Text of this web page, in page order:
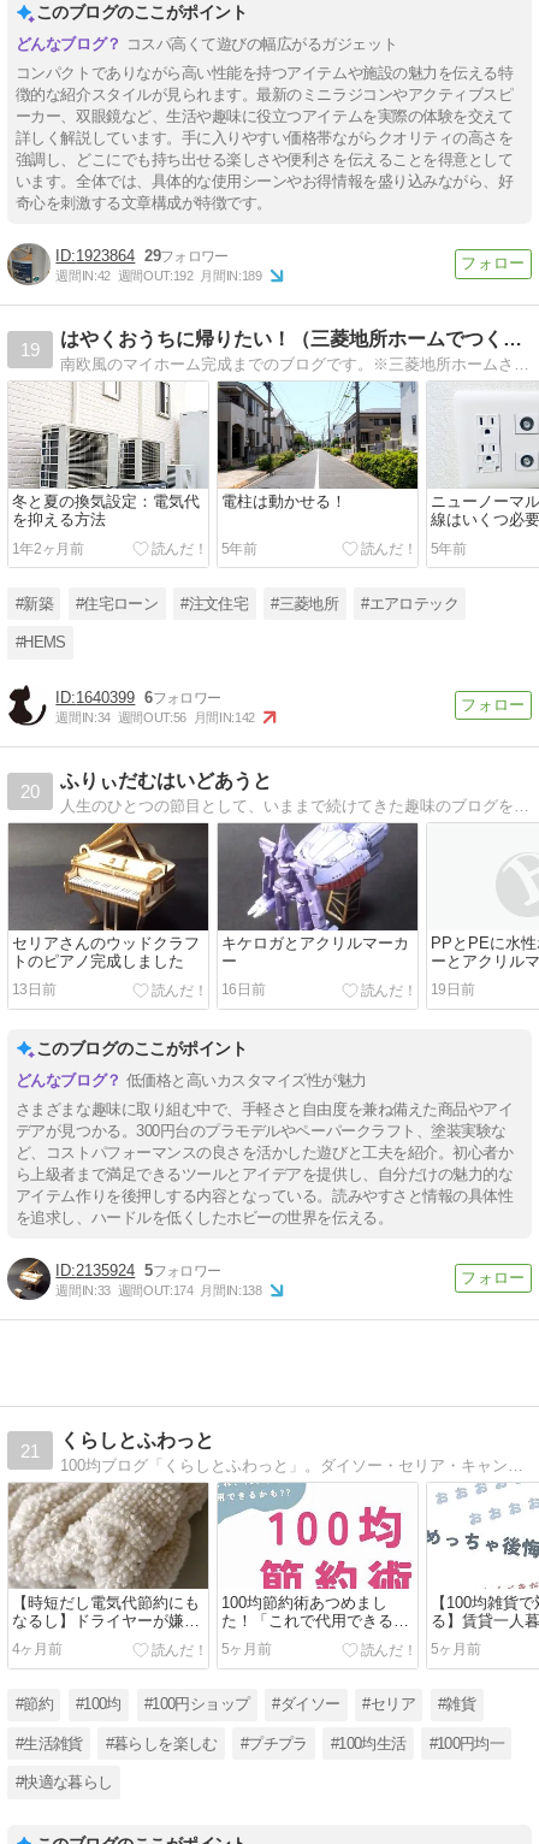
このブログのここがポイント
コスパ高くて遊びの幅広がるガジェット
コンパクトでありながら高い性能を持つアイテムや施設の魅力を伝える特
徴的な紹介スタイルが見られます。最新のミニラジコンやアクティブスピ
ーカー、双眼鏡など、生活や趣味に役立つアイテムを実際の体験を交えて
詳しく解説しています。手に入りやすい価格帯ながらクオリティの高さを
強調し、どこにでも持ち出せる楽しさや便利さを伝えることを得意として
います。全体では、具体的な使用シーンやお得情報を盛り込みながら、好
奇心を刺激する文章構成が特徴です。
1923864 29
週間IN:42 週間OUT:192 月間IN:189
19
はやくおうちに帰りたい！（三菱地所ホームでつくるおうち） …
南欧風のマイホーム完成までのブログです。※三菱地所ホームさん、よろしくね！ ⇒完成したので、その後諸々？アップして参ります〜！
冬と夏の換気設定：電気代
を抑える方法
1年2ヶ月前
電柱は動かせる！
5年前
ニューノーマ
線はいくつ必
5年前
#新築 #住宅ローン #注文住宅 #三菱地所 #エアロテック
#HEMS
1640399 6
週間IN:34 週間OUT:56 月間IN:142
20
ふりぃだむはいどあうと
セリアさんのウッドクラフ
トのピアノ完成しました
13日前
キケロガとアクリルマーカ
ー
16日前
PPとPEに水
ーとアクリル
19日前
このブログのここがポイント
低価格と高いカスタマイズ性が魅力
さまざまな趣味に取り組む中で、手軽さと自由度を兼ね備えた商品やアイ
デアが見つかる。300円台のプラモデルやペーパークラフト、塗装実験な
ど、コストパフォーマンスの良さを活かした遊びと工夫を紹介。初心者か
ら上級者まで満足できるツールとアイデアを提供し、自分だけの魅力的な
アイテム作りを後押しする内容となっている。読みやすさと情報の具体性
を追求し、ハードルを低くしたホビーの世界を伝える。
2135924 5
週間IN:33 週間OUT:174 月間IN:138
21
くらしとふわっと
【時短だし電気代節約にも
なるし】ドライヤーが嫌で
髪切る人ほど使って欲しい
100均グッズ
4ヶ月前
100均節約術あつめまし
た！「これで代用できるか
も？」なグッズを紹介！
5ヶ月前
【100均雑貨
る】賃貸一人
後悔したこと
べきだったこと
5ヶ月前
#節約 #100均 #100円ショップ #ダイソー #セリア #雑貨
#生活雑貨 #暮らしを楽しむ #プチプラ #100均生活 #100円均一
#快適な暮らし